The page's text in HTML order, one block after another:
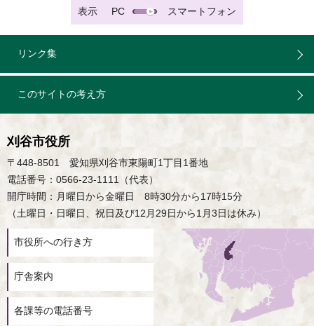
表示 PC スマートフォン
リンク集
このサイトの考え方
刈谷市役所
〒448-8501 愛知県刈谷市東陽町1丁目1番地
電話番号：0566-23-1111（代表）
開庁時間：月曜日から金曜日 8時30分から17時15分
（土曜日・日曜日、祝日及び12月29日から1月3日は休み）
市役所への行き方
庁舎案内
各課等の電話番号